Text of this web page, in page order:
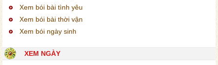
Xem bói bài tình yêu
Xem bói bài thời vận
Xem bói ngày sinh
XEM NGÀY